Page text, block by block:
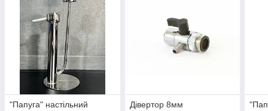
"Папуга" настільний Дівертор 8мм